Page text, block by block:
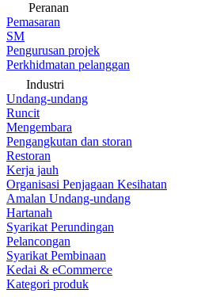
Peranan
Pemasaran
SM
Pengurusan projek
Perkhidmatan pelanggan
Industri
Undang-undang
Runcit
Mengembara
Pengangkutan dan storan
Restoran
Kerja jauh
Organisasi Penjagaan Kesihatan
Amalan Undang-undang
Hartanah
Syarikat Perundingan
Pelancongan
Syarikat Pembinaan
Kedai & eCommerce
Kategori produk